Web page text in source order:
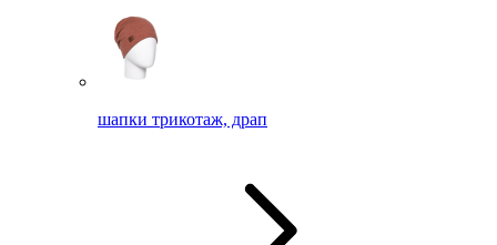
шапки трикотаж, драп